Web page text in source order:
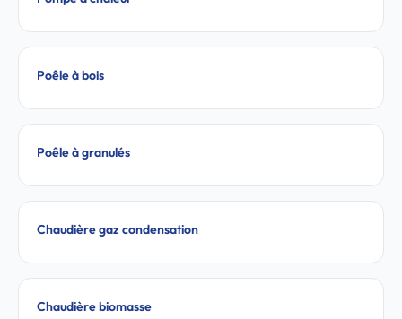
Poêle à bois
Poêle à granulés
Chaudière gaz condensation
Chaudière biomasse